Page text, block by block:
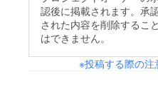
認後に掲載されます。承
された内容を削除すること
はできません。
※投稿する際の注